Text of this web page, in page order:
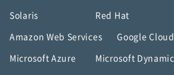
Solaris Red Hat
Amazon Web Services Google
Microsoft Azure Microsoft